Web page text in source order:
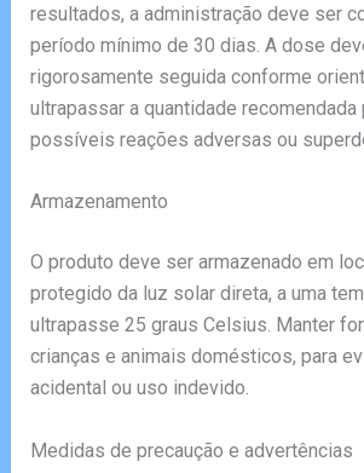
resultados, a administração deve ser
período mínimo de 30 dias. A dose
rigorosamente seguida conforme
ultrapassar a quantidade recomendada
possíveis reações adversas ou
Armazenamento
O produto deve ser armazenado em
protegido da luz solar direta, a uma
ultrapasse 25 graus Celsius. Manter
crianças e animais domésticos, para
acidental ou uso indevido.
Medidas de precaução e advertências